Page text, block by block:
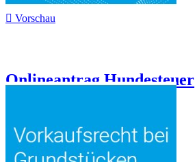
 Vorschau
Onlineantrag Hundesteuer